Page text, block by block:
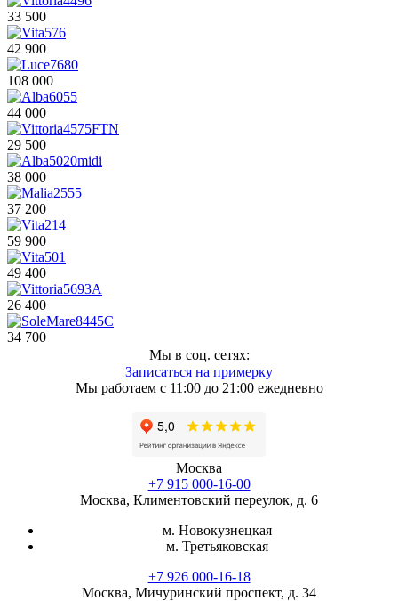
33 500
42 900
108 000
44 000
29 500
38 000
37 200
59 900
49 400
26 400
34 700
Мы в соц. сетях:
Записаться на примерку
Мы работаем с 11:00 до 21:00 ежедневно
Москва
+7 915 000-16-00
Москва, Климентовский переулок, д. 6
м. Новокузнецкая
м. Третьяковская
+7 926 000-16-18
Москва, Мичуринский проспект, д. 34